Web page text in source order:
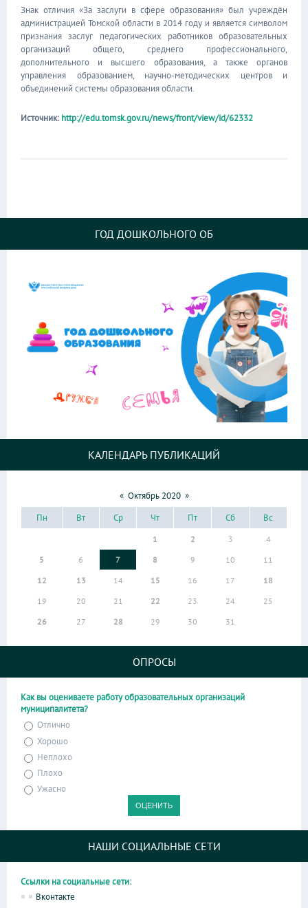
Знак отличия «За заслуги в сфере образования» был учреждён
администрацией Томской области в 2014 году и является символом
признания заслуг педагогических работников образовательных
организаций общего, среднего профессионального,
дополнительного и высшего образования, а также органов
управления образованием, научно-методических центров и
объединений системы образования области.
Источник: http://edu.tomsk.gov.ru/news/front/view/id/62332
ГОД ДОШКОЛЬНОГО ОБ
КАЛЕНДАРЬ ПУБЛИКАЦИЙ
« Октябрь 2020 »
Пн
Вт Ср Чт Пт Сб Вс
1 2 3
4
5
6 7 8 9 10
11
12
13 14 15 16 17
18
19
20 21 22 23 24
25
26
27 28 29 30 31
ОПРОСЫ
Как вы оцениваете работу образовательных организаций
муниципалитета?
Отлично
Хорошо
Неплохо
Плохо
Ужасно
НАШИ СОЦИАЛЬНЫЕ СЕТИ
Ссылки на социальные сети:
Вконтакте